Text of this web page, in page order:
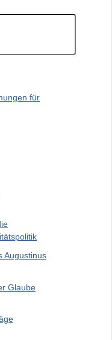
für
Augustinus
Glaube